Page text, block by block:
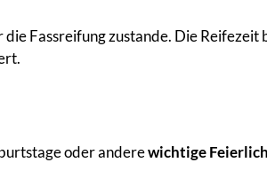
die Fassreifung zustande. Die
oder anderewichtige